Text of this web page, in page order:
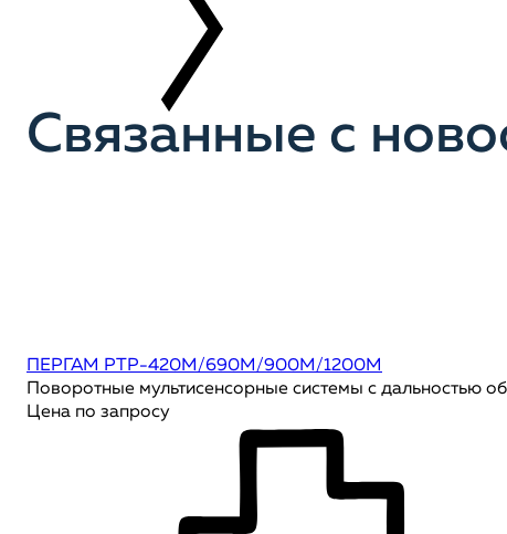
Связанные с
ПЕРГАМ РТР-420М/690M/900М/1200М
Поворотные мультисенсорные системы с дальностью
Цена по запросу